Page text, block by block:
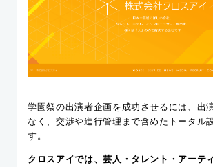
学園祭の出演者企画を成功させるには、出
なく、交渉や進行管理まで含めたトータル
す。
クロスアイでは、芸人・タレント・アーテ